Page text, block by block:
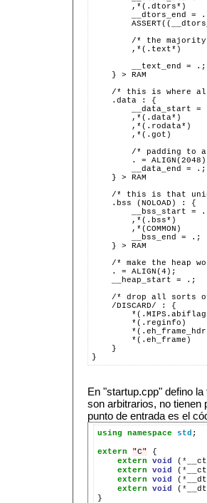
        ,*(.dtors*)
__dtors_end =
/* the
        ,*(.text*)
        __text_end = .;
    } > RAM
/* this is where
    .data : {
__data_start =
        ,*(.data*)
        ,*(.rodata*)
        ,*(.got)
/* padding to
. =
        __data_end = .;
    } > RAM
/* this is that
    .bss (NOLOAD) : {
__bss_start =
        ,*(.bss*)
        ,*(COMMON)
        __bss_end = .;
    } > RAM
/* make the heap
    . = ALIGN(4);
    __heap_start = .;
/* drop all sorts
    /DISCARD/ : {
        *(.reginfo)
        *(.eh_frame)
    }
}
En "startup.cpp" defino
son arbitrarios, no tienen
punto de entrada es el
using namespace std ;
extern "C"
extern
void ( *
extern
void ( *
extern
void ( *
extern
void ( *
}